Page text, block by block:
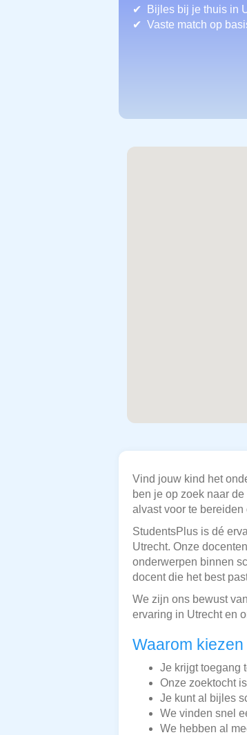
Bijles bij je thuis in
Vaste match op
Vind jouw kind het
ben je op zoek naar
alvast voor te
StudentsPlus is dé
Utrecht. Onze
onderwerpen binnen
docent die het best
We zijn ons bewust
ervaring in Utrecht en
Waarom
Je krijgt toegang
Onze zoektocht
Je kunt al bijles
We vinden snel
We hebben al